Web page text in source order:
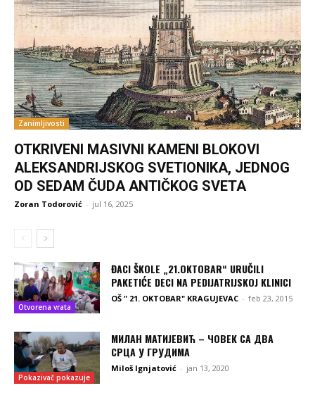
Zanimljivosti
OTKRIVENI MASIVNI KAMENI BLOKOVI
ALEKSANDRIJSKOG SVETIONIKA, JEDNOG
OD SEDAM ČUDA ANTIČKOG SVETA
Zoran Todorović - jul 16, 2025
Otvorena vrata
ĐACI ŠKOLE „21.OKTOBAR“ URUČILI
PAKETIĆE DECI NA PEDIJATRIJSKOJ KLINICI
OŠ " 21. OKTOBAR" KRAGUJEVAC - feb 23, 2015
Pokazivač pokazuje
МИЛАН МАТИЈЕВИЋ – ЧОВЕК СА ДВА
СРЦА У ГРУДИМА
Miloš Ignjatović - jan 13, 2020